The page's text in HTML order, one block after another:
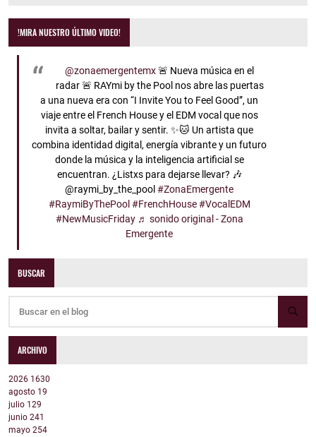
!MIRA NUESTRO ÚLTIMO VIDEO!
@zonaemergentemx🚨 Nueva música en el
radar 🚨 RAYmi by the Pool nos abre las puertas
a una nueva era con “I Invite You to Feel Good”, un
viaje entre el French House y el EDM vocal que nos
invita a soltar, bailar y sentir. ✨🐱 Un artista que
combina identidad digital, energía vibrante y un futuro
donde la música y la inteligencia artificial se
encuentran. ¿Listxs para dejarse llevar? 🎶
@raymi_by_the_pool#ZonaEmergente
#RaymiByThePool #FrenchHouse #VocalEDM
#NewMusicFriday ♬ sonido original - Zona
Emergente
BUSCAR
ARCHIVO
2026 1630
agosto 19
julio 129
junio 241
mayo 254